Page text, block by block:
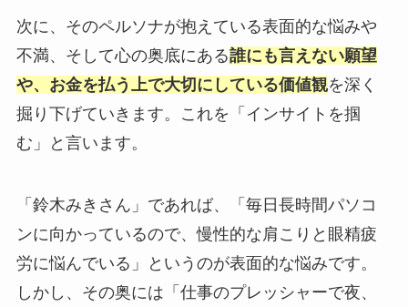
次に、そのペルソナが抱えている表面的な悩みや
不満、そして心の奥底にある誰にも言えない願望
や、お金を払う上で大切にしている価値観を深く
掘り下げていきます。これを「インサイトを掴
む」と言います。
「鈴木みきさん」であれば、「毎日長時間パソコ
ンに向かっているので、慢性的な肩こりと眼精疲
労に悩んでいる」というのが表面的な悩みです。
しかし、その奥には「仕事のプレッシャーで夜、